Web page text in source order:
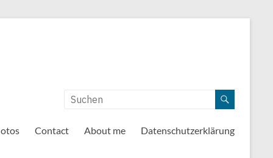
Contact About me Datenschutzerklärung